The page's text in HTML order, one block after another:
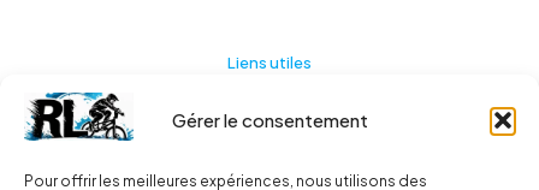
Gérer le consentement
Pour offrir les meilleures expériences, nous utilisons des
Liens utiles
Actualités
A propos